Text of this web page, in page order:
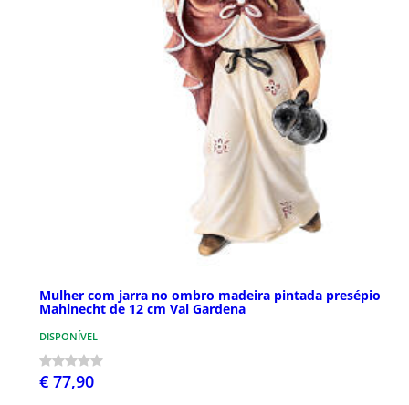
Mulher com jarra no ombro madeira pintada presépio
Mahlnecht de 12 cm Val Gardena
DISPONÍVEL
€ 77,90